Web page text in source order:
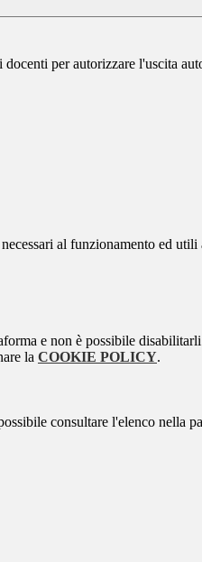
per autorizzare l'uscita
al funzionamento ed
e non è possibile
la COOKIE POLICY.
consultare l'elenco nella